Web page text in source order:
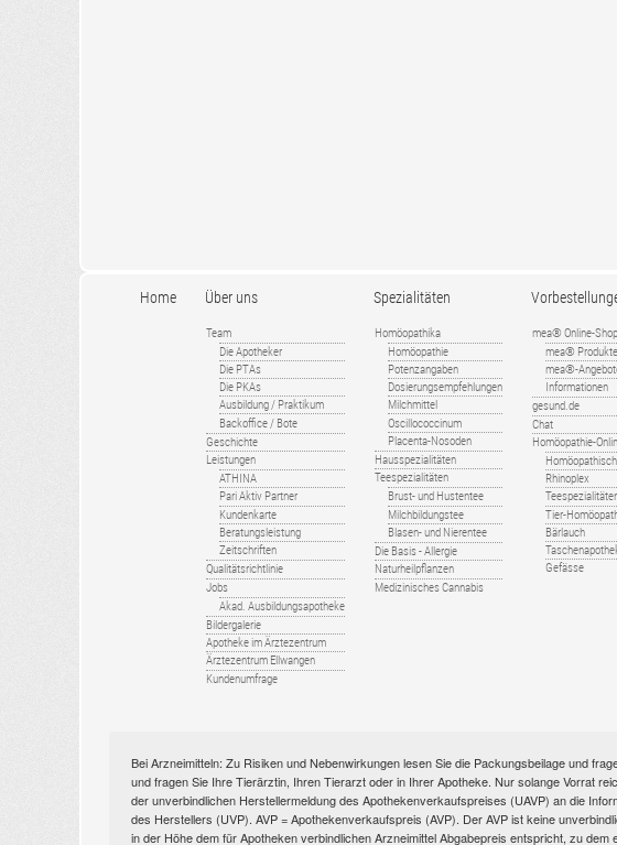
Home Über uns
Team
Die Apotheker
Die PTAs
Die PKAs
Ausbildung / Praktikum
Backoffice / Bote
Geschichte
Leistungen
ATHINA
Pari Aktiv Partner
Kundenkarte
Beratungsleistung
Zeitschriften
Qualitätsrichtlinie
Jobs
Akad. Ausbildungsapotheke
Bildergalerie
Apotheke im Ärztezentrum
Ärztezentrum Ellwangen
Kundenumfrage
Spezialitäten
Homöopathika
Homöopathie
Potenzangaben
Dosierungsempfehlungen
Milchmittel
Oscillococcinum
Placenta-Nosoden
Hausspezialitäten
Teespezialitäten
Brust- und Hustentee
Milchbildungstee
Blasen- und Nierentee
Die Basis - Allergie
Naturheilpflanzen
Medizinisches Cannabis
mea® Online-Shop
mea® Produkte
mea®-
Informationen
gesund.de
Chat
Homöopathie-
Rhinoplex
Tier-
Bärlauch
Gefässe
Bei Arzneimitteln: Zu Risiken und Nebenwirkungen lesen Sie die Packungsbeilage und
und fragen Sie Ihre Tierärztin, Ihren Tierarzt oder in Ihrer Apotheke. Nur solange Vorrat
der unverbindlichen Herstellermeldung des Apothekenverkaufspreises (UAVP) an die
des Herstellers (UVP). AVP = Apothekenverkaufspreis (AVP). Der AVP ist keine
in der Höhe dem für Apotheken verbindlichen Arzneimittel Abgabepreis entspricht, zu